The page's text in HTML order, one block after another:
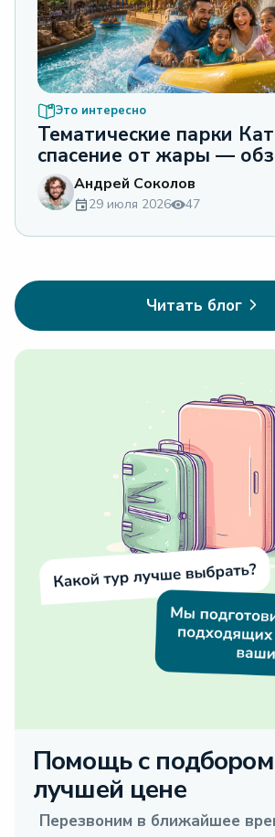
Это интересно
Тематические парки
спасение от жары —
Андрей Соколов
29 июля 2026 47
Читать блог
Помощь с
лучшей цене
Перезвоним в ближайшее